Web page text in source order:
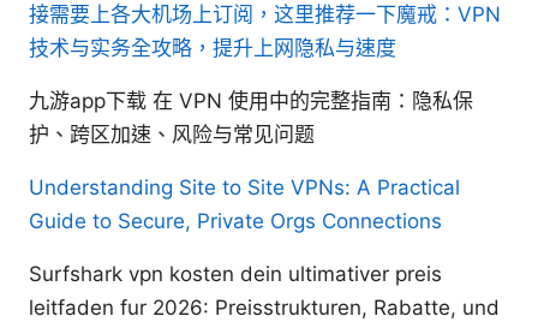
接需要上各大机场上订阅，这里推荐一下魔戒：VPN
技术与实务全攻略，提升上网隐私与速度
九游app下载 在 VPN 使用中的完整指南：隐私保
护、跨区加速、风险与常见问题
Understanding Site to Site VPNs: A Practical
Guide to Secure, Private Orgs Connections
Surfshark vpn kosten dein ultimativer preis
leitfaden fur 2026: Preisstrukturen, Rabatte, und